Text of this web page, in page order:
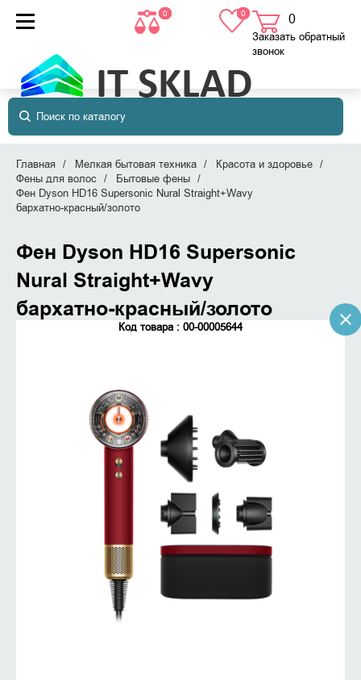
0 0 0
в корзине
Заказать обратный
звонок
Главная Мелкая бытовая техника
Красота и здоровье
Фены для волос
Бытовые фены
Фен Dyson HD16 Supersonic Nural Straight+Wavy
бархатно‑красный/золото
Фен Dyson HD16 Supersonic
Nural Straight+Wavy
бархатно‑красный/золото
Код товара : 00-00005644